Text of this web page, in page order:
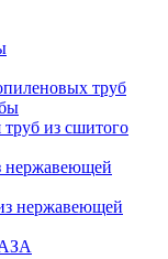
труб
из сшитого
нержавеющей
нержавеющей